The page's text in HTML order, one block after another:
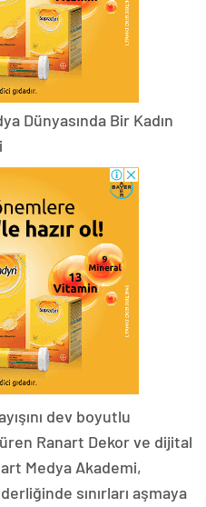
Dünyasında Bir Kadın
dev boyutlu
Ranart Dekor ve dijital
Medya Akademi,
sınırları aşmaya